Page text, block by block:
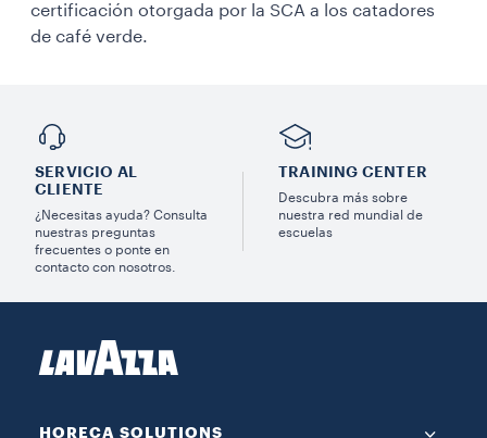
certificación otorgada por la SCA a los catadores
de café verde.
SERVICIO AL
CLIENTE
¿Necesitas ayuda? Consulta
nuestras preguntas
frecuentes o ponte en
contacto con nosotros.
TRAINING CENTER
Descubra más sobre
nuestra red mundial de
escuelas
HORECA SOLUTIONS